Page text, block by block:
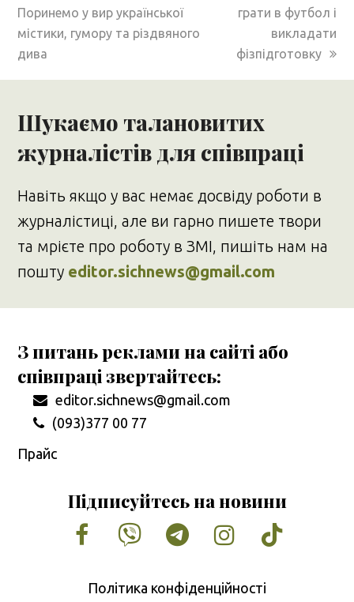
Поринемо у вир української
містики, гумору та різдвяного
дива
грати в футбол і
викладати
фізпідготовку
Шукаємо талановитих
журналістів для співпраці
Навіть якщо у вас немає досвіду роботи в
журналістиці, але ви гарно пишете твори
та мрієте про роботу в ЗМІ, пишіть нам на
пошту editor.sichnews@gmail.com
З питань реклами на сайті або
співпраці звертайтесь:
editor.sichnews@gmail.com
(093)377 00 77
Прайс
Підписуйтесь на новини
Facebook
VimeoTumblrInstagram
Tiktok
Політика конфіденційності